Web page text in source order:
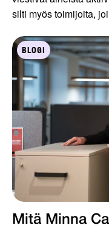
silti myös toimijoita,
BLOGI
Mitä Minna